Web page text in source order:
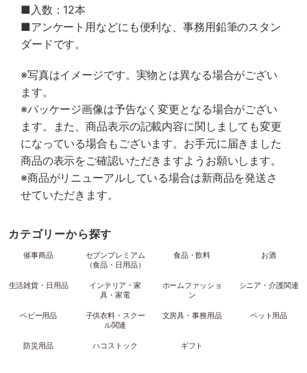
■入数：12本
■アンケート用などにも便利な、事務用鉛筆のスタン
ダードです。
※写真はイメージです。実物とは異なる場合がござい
ます。
※パッケージ画像は予告なく変更となる場合がござい
ます。また、商品表示の記載内容に関しましても変更
になっている場合もございます。お手元に届きました
商品の表示をご確認いただきますようお願いします。
※商品がリニューアルしている場合は新商品を発送さ
せていただきます。
カテゴリーから探す
催事商品
セブンプレミアム
（食品・日用品）
食品・飲料 お酒
生活雑貨・日用品
インテリア・家
具・家電
ホームファッショ
ン
シニア・介護関連
ベビー用品
子供衣料・スクー
ル関連
文房具・事務用品 ペット用品
防災用品 ハコストック ギフト